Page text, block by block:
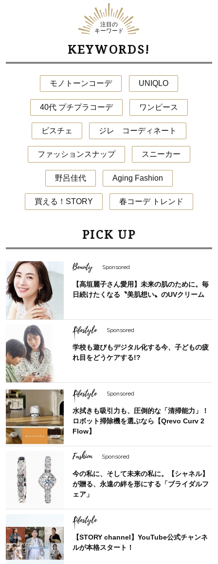
注目の
キーワード
KEYWORDS!
モノトーンコーデ UNIQLO
40代 プチプラコーデ ワンピース
ビスチェ ジレ コーディネート
ファッションスナップ スニーカー
野呂佳代 Aging Fashion
買える！STORY 春コーデ トレンド
PICK UP
Beauty Sponsored
【高垣麗子さん愛用】未来の肌のために。毎
日続けたくなる〝美肌想い〟のUVクリーム
Lifestyle Sponsored
学校も遊びもデジタル化する今、子どもの疲
れ目をどうケアする!?
Lifestyle Sponsored
水拭きも吸引力も、圧倒的な「清掃能力」！
ロボット掃除機を選ぶなら【Qrevo Curv 2
Flow】
Fashion Sponsored
今の私に、そして未来の私に。【シャネル】
が贈る、永遠の絆を形にする「ブライダルフ
ェア」
Lifestyle
【STORY channel】YouTube公式チャンネ
ルが本格スタート！